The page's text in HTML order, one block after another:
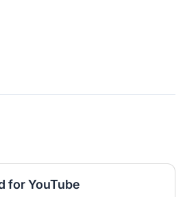
for YouTube